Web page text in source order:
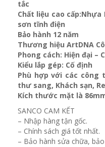
tắc
Chất liệu cao
sơn tĩnh điện
Bảo hành 12 năm
Thương hiệu ArtDNA
Phong cách: Hiện đại –
Kiểu lắp gép: Cố định
Phù hợp với các công
thư sang, Khách sạn,
Kích thước mặt là
SANCO CAM KẾT
– Nhập hàng tận gốc.
– Chính sách giá tốt nhất.
– Bảo hành sửa chữa,